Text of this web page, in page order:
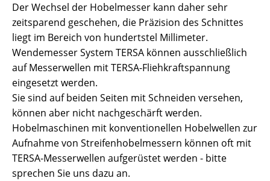
Der Wechsel der Hobelmesser kann daher sehr
zeitsparend geschehen, die Präzision des Schnittes
liegt im Bereich von hundertstel Millimeter.
Wendemesser System TERSA können ausschließlich
auf Messerwellen mit TERSA-Fliehkraftspannung
eingesetzt werden.
Sie sind auf beiden Seiten mit Schneiden versehen,
können aber nicht nachgeschärft werden.
Hobelmaschinen mit konventionellen Hobelwellen zur
Aufnahme von Streifenhobelmessern können oft mit
TERSA-Messerwellen aufgerüstet werden - bitte
sprechen Sie uns dazu an.